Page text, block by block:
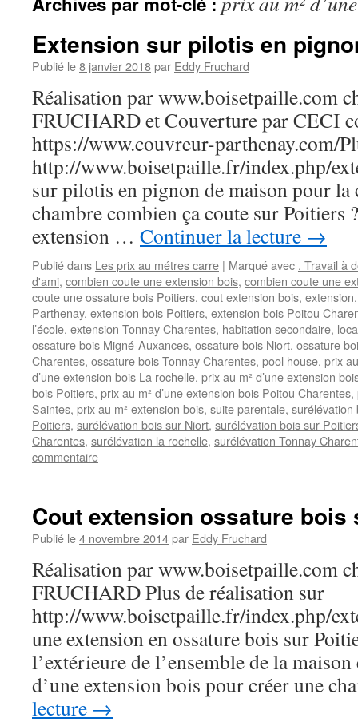
Extension sur pilotis en
Publié le8 janvier 2018par Eddy Fruchard
Réalisation par www.boisetpaille.com
FRUCHARD et Couverture par CECI
https://www.couvreur-parthenay.com/
http://www.boisetpaille.fr/index.php/
sur pilotis en pignon de maison pour la
chambre combien ça coute sur Poitiers
extension … Continuer la lecture →
Publié dans Les prix au métres carre | Marqué avec . Travail à
d'ami, combien coute une extension bois, combien coute une
coute une ossature bois Poitiers, cout extension bois, extension
Parthenay, extension bois Poitiers, extension bois Poitou
l’école, extension Tonnay Charentes, habitation secondaire,
ossature bois Migné-Auxances, ossature bois Niort, ossature
Charentes, ossature bois Tonnay Charentes, pool house, prix
d’une extension bois La rochelle, prix au m² d’une extension
bois Poitiers, prix au m² d’une extension bois Poitou Charentes,
Saintes, prix au m² extension bois, suite parentale, surélévation
Poitiers, surélévation bois sur Niort, surélévation bois sur
Charentes, surélévation la rochelle, surélévation Tonnay
commentaire
Cout extension ossature bois
Publié le4 novembre 2014par Eddy Fruchard
Réalisation par www.boisetpaille.com
FRUCHARD Plus de réalisation sur
http://www.boisetpaille.fr/index.php/
une extension en ossature bois sur
l’extérieure de l’ensemble de la
d’une extension bois pour créer une
lecture →